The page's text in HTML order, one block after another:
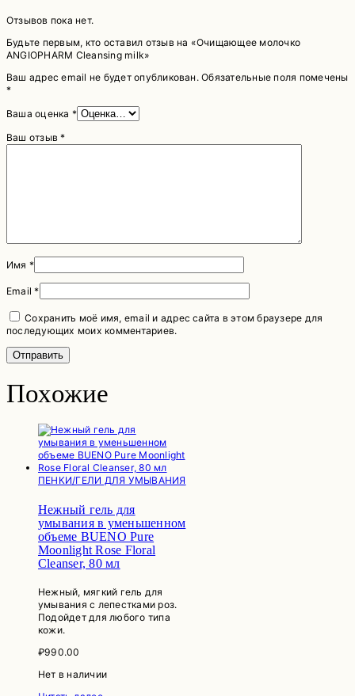
Отзывов пока нет.
Будьте первым, кто оставил отзыв на «Очищающее молочко
ANGIOPHARM Cleansing milk»
Ваш адрес email не будет опубликован. Обязательные поля помечены
*
Ваша оценка *
Ваш отзыв*
Имя *
Email*
Сохранить моё имя, email и адрес сайта в этом браузере для
последующих моих комментариев.
Похожие
ПЕНКИ/ГЕЛИ ДЛЯ УМЫВАНИЯ
Нежный гель для
умывания в уменьшенном
объеме BUENO Pure
Moonlight Rose Floral
Cleanser, 80 мл
Нежный, мягкий гель для
умывания с лепестками роз.
Подойдет для любого типа
кожи.
₽990.00
Нет в наличии